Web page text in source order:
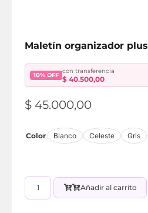
Maletín organizador plus
10% OFF
con transferencia
$ 40.500,00
$ 45.000,00
Color Blanco Celeste Gris
Añadir al carrito